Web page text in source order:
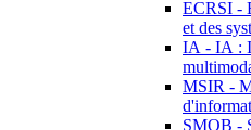
ECRSI -
et des
IA - IA :
MSIR -
SMOB -